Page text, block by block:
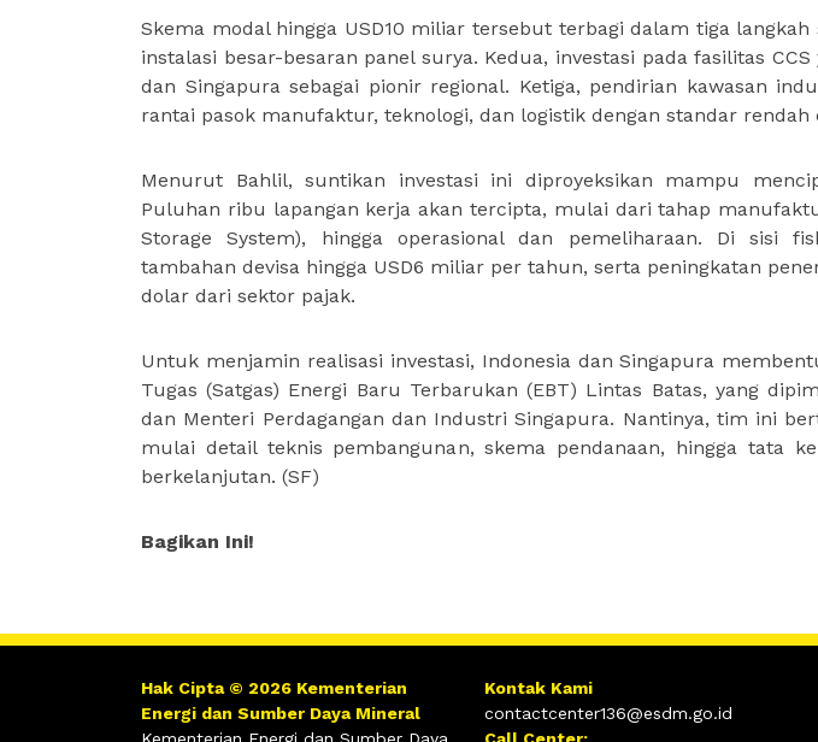
Skema modal hingga USD10 miliar tersebut terbagi dalam tiga
instalasi besar-besaran panel surya. Kedua, investasi pada fasilitas
dan Singapura sebagai pionir regional. Ketiga, pendirian kawasan
rantai pasok manufaktur, teknologi, dan logistik dengan standar rendah
Menurut Bahlil, suntikan investasi ini diproyeksikan mampu
Puluhan ribu lapangan kerja akan tercipta, mulai dari tahap
Storage System), hingga operasional dan pemeliharaan. Di sisi
tambahan devisa hingga USD6 miliar per tahun, serta peningkatan
dolar dari sektor pajak.
Untuk menjamin realisasi investasi, Indonesia dan Singapura
Tugas (Satgas) Energi Baru Terbarukan (EBT) Lintas Batas, yang
dan Menteri Perdagangan dan Industri Singapura. Nantinya, tim ini
mulai detail teknis pembangunan, skema pendanaan, hingga tata
berkelanjutan. (SF)
Bagikan Ini!
Hak Cipta © 2026 Kementerian
Energi dan Sumber Daya Mineral
Kontak Kami
contactcenter136@esdm.go.id